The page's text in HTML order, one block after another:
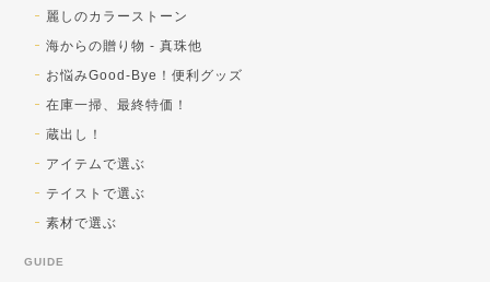
思えるコメントで嬉しいです！ 引き続きご
送料対策で購入しました！可愛かったです！
麗しのカラーストーン
海からの贈り物 - 真珠他
お悩みGood-Bye！便利グッズ
在庫一掃、最終特価！
蔵出し！
アイテムで選ぶ
テイストで選ぶ
素材で選ぶ
GUIDE